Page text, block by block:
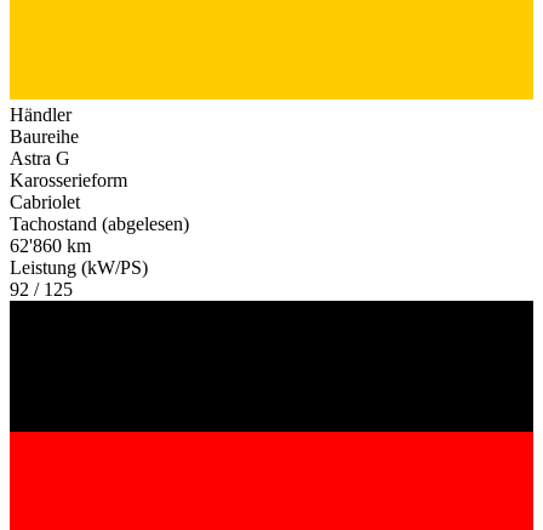
Händler
Baureihe
Astra G
Karosserieform
Cabriolet
Tachostand (abgelesen)
62'860 km
Leistung (kW/PS)
92 / 125